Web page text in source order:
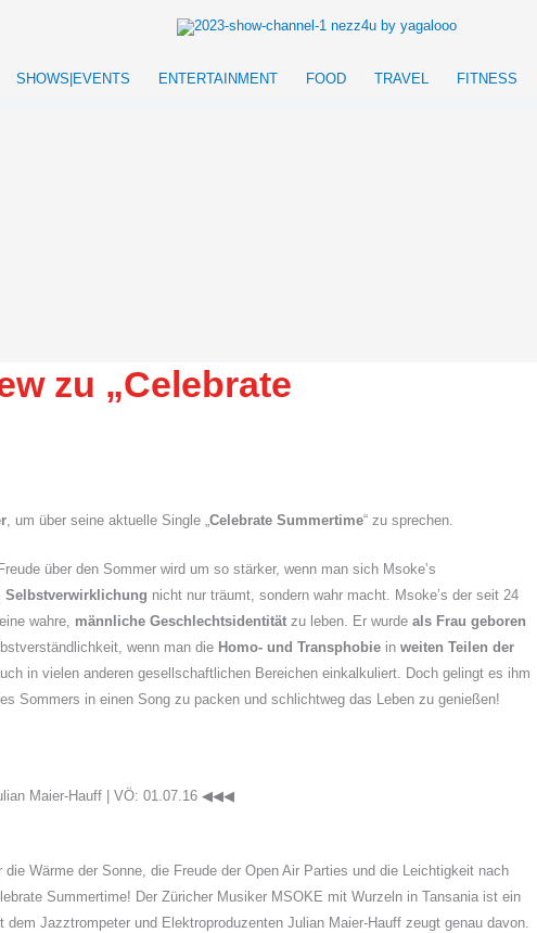
SHOWS|EVENTS ENTERTAINMENT FOOD TRAVEL FITNESS
zu „Celebrate
, um über seine aktuelle Single „Celebrate Summertime“ zu sprechen.
über den Sommer wird um so stärker, wenn man sich Msoke’s
Selbstverwirklichung nicht nur träumt, sondern wahr macht. Msoke’s der seit 24
wahre, männliche Geschlechtsidentität zu leben. Er wurde als Frau geboren
wenn man die Homo- und Transphobie in weiten Teilen der
in vielen anderen gesellschaftlichen Bereichen einkalkuliert. Doch gelingt es ihm
Sommers in einen Song zu packen und schlichtweg das Leben zu genießen!
Maier-Hauff | VÖ: 01.07.16 ◀︎◀︎◀︎
Wärme der Sonne, die Freude der Open Air Parties und die Leichtigkeit nach
Summertime! Der Züricher Musiker MSOKE mit Wurzeln in Tansania ist ein
Jazztrompeter und Elektroproduzenten Julian Maier-Hauff zeugt genau davon.